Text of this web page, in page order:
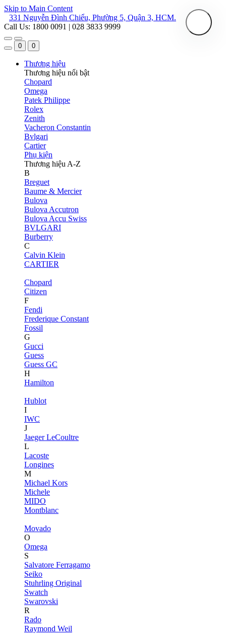
Skip to Main Content
331 Nguyễn Đình Chiểu, Phường 5, Quận 3, HCM.
Call Us: 1800 0091 | 028 3833 9999
0 0
Thương hiệu
Thương hiệu nổi bật
Chopard
Omega
Patek Philippe
Rolex
Zenith
Vacheron Constantin
Bvlgari
Cartier
Phụ kiện
Thương hiệu A-Z
B
Breguet
Baume & Mercier
Bulova
Bulova Accutron
Bulova Accu Swiss
BVLGARI
Burberry
C
Calvin Klein
CARTIER
Chopard
Citizen
F
Fendi
Frederique Constant
Fossil
G
Gucci
Guess
Guess GC
H
Hamilton
Hublot
I
IWC
J
Jaeger LeCoultre
L
Lacoste
Longines
M
Michael Kors
Michele
MIDO
Montblanc
Movado
O
Omega
S
Salvatore Ferragamo
Seiko
Stuhrling Original
Swatch
Swarovski
R
Rado
Raymond Weil